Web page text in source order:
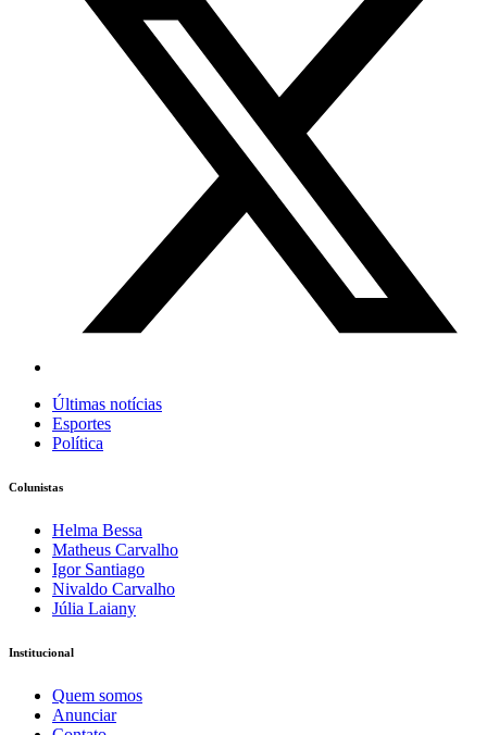
Últimas notícias
Esportes
Política
Colunistas
Helma Bessa
Matheus Carvalho
Igor Santiago
Nivaldo Carvalho
Júlia Laiany
Institucional
Quem somos
Anunciar